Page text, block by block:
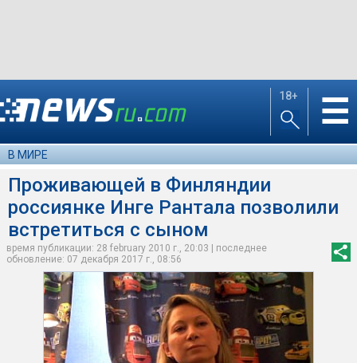
18+ ☰
В МИРЕ
Проживающей в Финляндии
россиянке Инге Рантала позволили
встретиться с сыном
время публикации: 28 february 2010 г., 20:03 | последнее
обновление: 07 декабря 2017 г., 08:56